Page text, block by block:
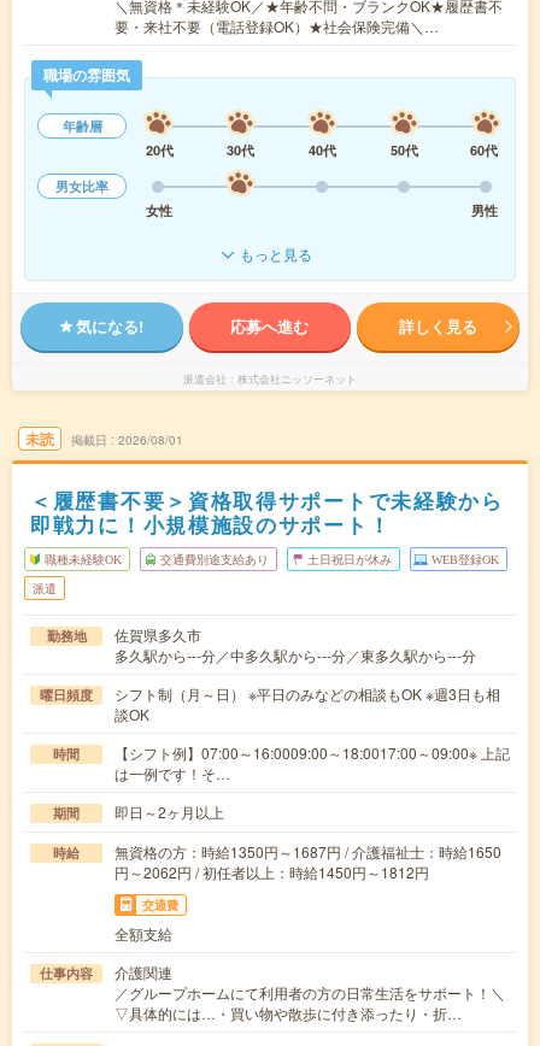
＼無資格＊未経験OK／★年齢不問・ブランクOK★履歴書不
要・来社不要（電話登録OK）★社会保険完備＼…
職場の雰囲気
年齢層
20代
30代 40代 50代
60代
男女比率
女性
男性
もっと見る
気になる! 応募へ進む 詳しく見る
派遣会社 株式会社ニッソーネット
未読 掲載日 2026/08/01
＜履歴書不要＞資格取得サポートで未経験から
即戦力に！小規模施設のサポート！
職種未経験OK 交通費別途支給あり 土日祝日が休み WEB登録OK
派遣
勤務地
佐賀県多久市
多久駅から---分／中多久駅から---分／東多久駅から---分
曜日頻度
シフト制（月～日） ※平日のみなどの相談もOK ※週3日も相
談OK
時間
【シフト例】07:00～16:0009:00～18:0017:00～09:00※ 上記
は一例です！そ…
期間 即日～2ヶ月以上
時給
無資格の方：時給1350円～1687円 / 介護福祉士：時給1650
円～2062円 / 初任者以上：時給1450円～1812円
交通費
全額支給
仕事内容
介護関連
／グループホームにて利用者の方の日常生活をサポート！＼
▽具体的には…・買い物や散歩に付き添ったり・折…